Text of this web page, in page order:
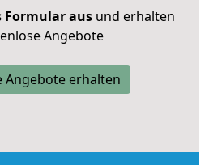
Formular ausund erhalten
Angebote
Angebote erhalten